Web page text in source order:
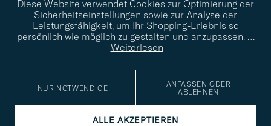
Diese Website verwendet Cookies zur Optimierung der
Sicherheitseinstellungen sowie zur Analyse der
Leistungsfähigkeit, um Ihr Shopping-Erlebnis so
persönlich wie möglich zu gestalten und anzupassen. …
Weiterlesen
NUR NOTWENDIGE
ANPASSEN ODER
ABLEHNEN
ALLE AKZEPTIEREN
info@careofcarl.de
Benötigen Sie Hilfe bei der Suche nach Ihrem persönlichen Stil?
Wenden Sie sich an uns, wir helfen Ihnen gerne weiter!
STILBERATUNG